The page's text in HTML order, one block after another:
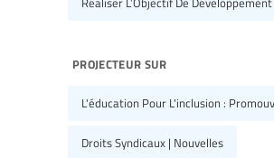
projecteur sur
L'éducation Pour L'inclusion :
Droits Syndicaux | Nouvelles